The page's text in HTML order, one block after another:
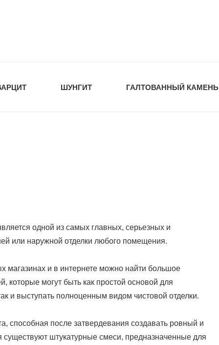
ШУНГИТ ГАЛТОВАННЫЙ КАМЕНЬ
одной из самых главных, серьезных и
или наружной отделки любого помещения.
магазинах и в интернете можно найти большое
которые могут быть как простой основой для
и выступать полноценным видом чистовой отделки.
способная после затвердевания создавать ровный и
штукатурные смеси, предназначенные для